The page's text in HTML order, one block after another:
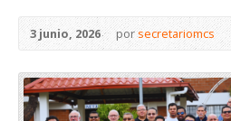
3 junio, 2026 porsecretariomcs